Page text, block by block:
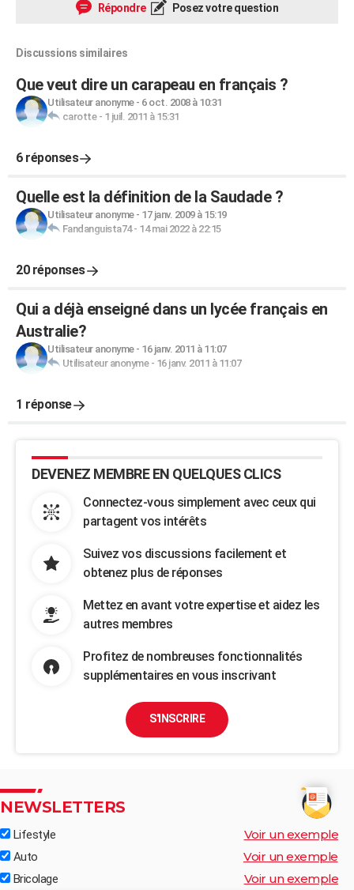
Répondre Posez votre question
Discussions similaires
Que veut dire un carapeau en français ?
Utilisateur anonyme- 6 oct. 2008 à 10:31
carotte- 1 juil. 2011 à 15:31
6 réponses
Quelle est la définition de la Saudade ?
Utilisateur anonyme- 17 janv. 2009 à 15:19
Fandanguista74- 14 mai 2022 à 22:15
20 réponses
Qui a déjà enseigné dans un lycée français en
Australie?
Utilisateur anonyme- 16 janv. 2011 à 11:07
Utilisateur anonyme- 16 janv. 2011 à 11:07
1 réponse
DEVENEZ MEMBRE EN QUELQUES CLICS
Connectez-vous simplement avec ceux qui
partagent vos intérêts
Suivez vos discussions facilement et
obtenez plus de réponses
Mettez en avant votre expertise et aidez les
autres membres
Profitez de nombreuses fonctionnalités
supplémentaires en vous inscrivant
S'INSCRIRE
NEWSLETTERS
Lifestyle Voir un exemple
Auto Voir un exemple
Bricolage Voir un exemple